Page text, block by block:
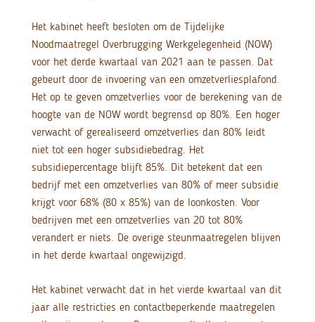
Het kabinet heeft besloten om de Tijdelijke
Noodmaatregel Overbrugging Werkgelegenheid (NOW)
voor het derde kwartaal van 2021 aan te passen. Dat
gebeurt door de invoering van een omzetverliesplafond.
Het op te geven omzetverlies voor de berekening van de
hoogte van de NOW wordt begrensd op 80%. Een hoger
verwacht of gerealiseerd omzetverlies dan 80% leidt
niet tot een hoger subsidiebedrag. Het
subsidiepercentage blijft 85%. Dit betekent dat een
bedrijf met een omzetverlies van 80% of meer subsidie
krijgt voor 68% (80 x 85%) van de loonkosten. Voor
bedrijven met een omzetverlies van 20 tot 80%
verandert er niets. De overige steunmaatregelen blijven
in het derde kwartaal ongewijzigd.
Het kabinet verwacht dat in het vierde kwartaal van dit
jaar alle restricties en contactbeperkende maatregelen